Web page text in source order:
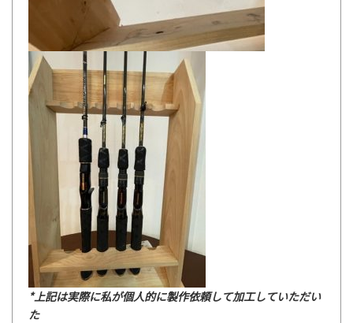
*上記は実際に私が個人的に製作依頼して加工していただい
た